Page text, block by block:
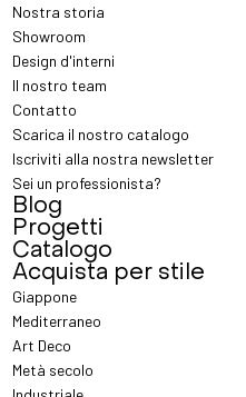
Nostra storia
Showroom
Design d'interni
Il nostro team
Contatto
Scarica il nostro catalogo
Iscriviti alla nostra newsletter
Sei un professionista?
Blog
Progetti
Catalogo
Acquista per stile
Giappone
Mediterraneo
Art Deco
Metà secolo